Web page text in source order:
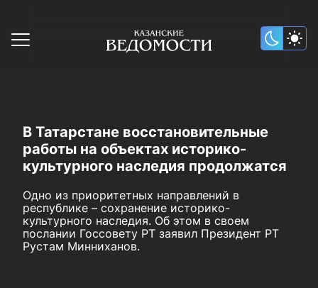
В Татарстане восстановительные
работы на объектах историко-
культурного наследия продолжатся
Одно из приоритетных направлений в
республике – сохранение историко-
культурного наследия. Об этом в своем
послании Госсовету РТ заявил Президент РТ
Рустам Минниханов.